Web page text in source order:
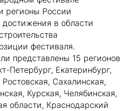
регионы России
в области
фестиваля.
представлены 15 регионов
Петербург, Екатеринбург,
Сахалинская,
Курская, Челябинская,
области, Краснодарский